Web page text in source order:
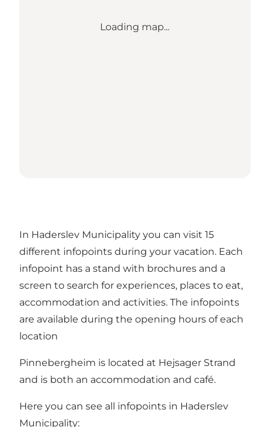
Loading map...
In Haderslev Municipality you can visit 15
different infopoints during your vacation. Each
infopoint has a stand with brochures and a
screen to search for experiences, places to eat,
accommodation and activities. The infopoints
are available during the opening hours of each
location
Pinnebergheim is located at Hejsager Strand
and is both an accommodation and café.
Here you can see all infopoints in Haderslev
Municipality: